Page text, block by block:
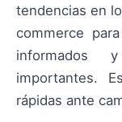
tendencias en
commerce
informados
importantes.
rápidas ante